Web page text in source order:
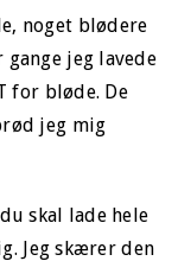
noget blødere
jeg lavede
for bløde. De
jeg mig
skal lade hele
Jeg skærer den